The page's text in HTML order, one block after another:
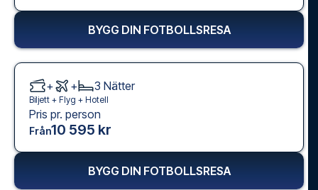
BYGG DIN FOTBOLLSRESA
+ + 3 Nätter
Biljett + Flyg + Hotell
Pris pr. person
Från10 595 kr
BYGG DIN FOTBOLLSRESA